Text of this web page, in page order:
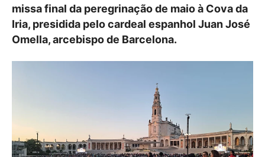
missa final da peregrinação de maio à Cova da
Iria, presidida pelo cardeal espanhol Juan José
Omella, arcebispo de Barcelona.